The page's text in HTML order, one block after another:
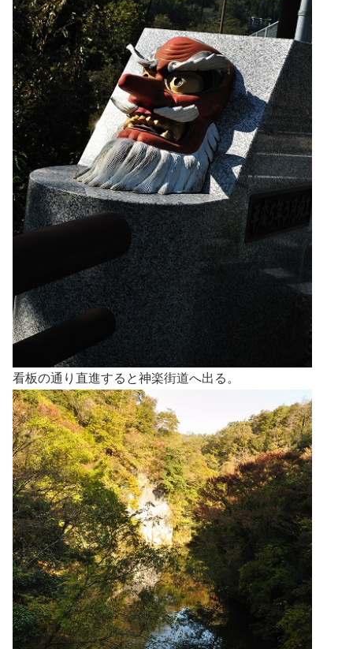
看板の通り直進すると神楽街道へ出る。